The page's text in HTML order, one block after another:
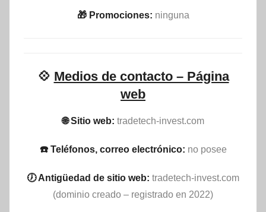
🎁 Promociones: ninguna
💠 Medios de contacto – Página
web
🌐 Sitio web: tradetech-invest.com
☎️ Teléfonos, correo electrónico: no posee
🕖 Antigüedad de sitio web: tradetech-invest.com
(dominio creado – registrado en 2022)